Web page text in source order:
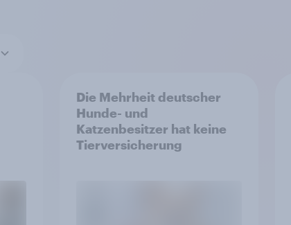
Die Mehrheit deutscher
Hunde- und
Katzenbesitzer hat keine
Tierversicherung